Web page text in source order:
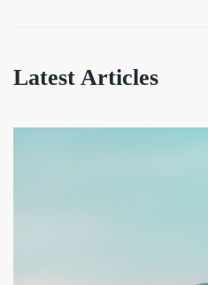
Latest Articles